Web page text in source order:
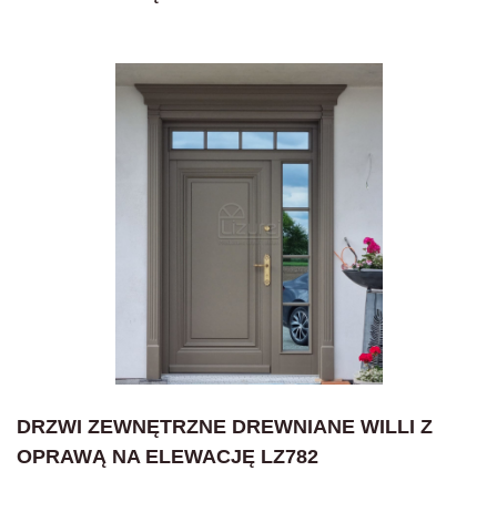
DRZWI ZEWNĘTRZNE DREWNIANE WILLI Z
OPRAWĄ NA ELEWACJĘ LZ782